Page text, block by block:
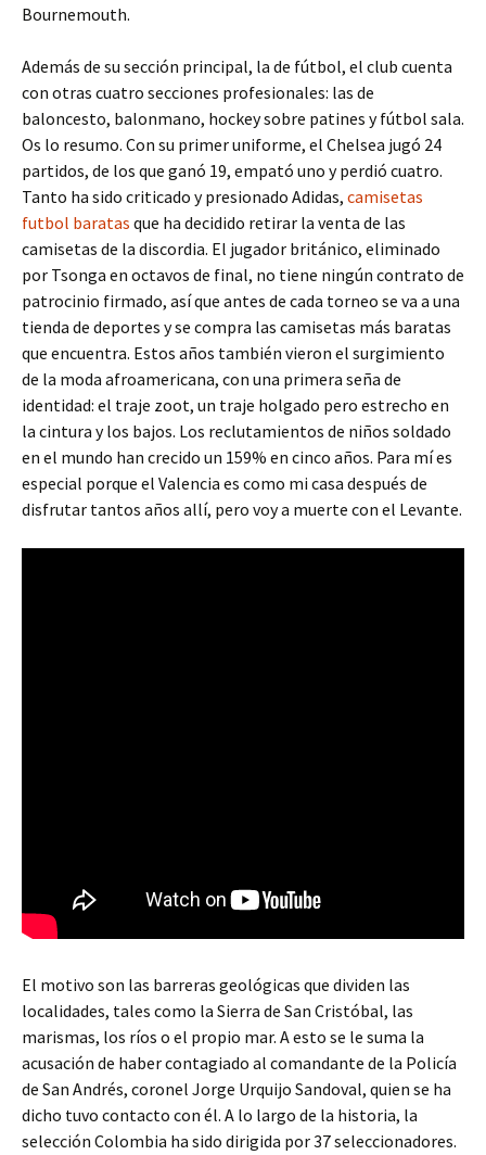
Bournemouth.
Además de su sección principal, la de fútbol, el club cuenta
con otras cuatro secciones profesionales: las de
baloncesto, balonmano, hockey sobre patines y fútbol sala.
Os lo resumo. Con su primer uniforme, el Chelsea jugó 24
partidos, de los que ganó 19, empató uno y perdió cuatro.
Tanto ha sido criticado y presionado Adidas, camisetas
futbol baratas que ha decidido retirar la venta de las
camisetas de la discordia. El jugador británico, eliminado
por Tsonga en octavos de final, no tiene ningún contrato de
patrocinio firmado, así que antes de cada torneo se va a una
tienda de deportes y se compra las camisetas más baratas
que encuentra. Estos años también vieron el surgimiento
de la moda afroamericana, con una primera seña de
identidad: el traje zoot, un traje holgado pero estrecho en
la cintura y los bajos. Los reclutamientos de niños soldado
en el mundo han crecido un 159% en cinco años. Para mí es
especial porque el Valencia es como mi casa después de
disfrutar tantos años allí, pero voy a muerte con el Levante.
El motivo son las barreras geológicas que dividen las
localidades, tales como la Sierra de San Cristóbal, las
marismas, los ríos o el propio mar. A esto se le suma la
acusación de haber contagiado al comandante de la Policía
de San Andrés, coronel Jorge Urquijo Sandoval, quien se ha
dicho tuvo contacto con él. A lo largo de la historia, la
selección Colombia ha sido dirigida por 37 seleccionadores.